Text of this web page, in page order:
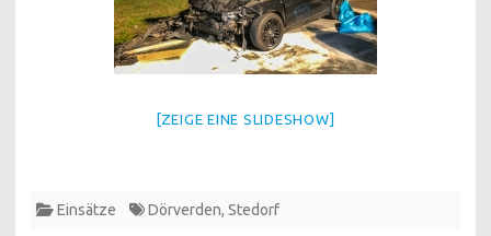
[ZEIGE EINE SLIDESHOW]
Einsätze Dörverden, Stedorf